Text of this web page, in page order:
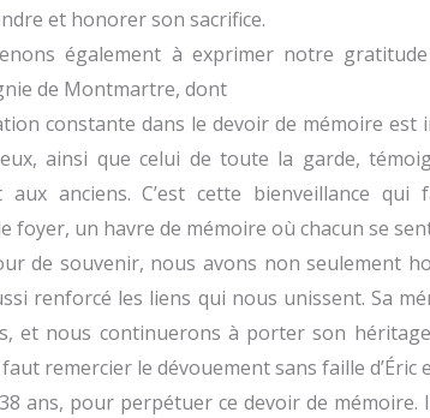
et honorer son sacrifice.
également à exprimer notre
de Montmartre, dont
constante dans le devoir de mémoire est
ainsi que celui de toute la garde,
aux anciens. C’est cette bienveillance
foyer, un havre de mémoire où chacun se
de souvenir, nous avons non seulement
renforcé les liens qui nous unissent. Sa
et nous continuerons à porter son
remercier le dévouement sans faille
ans, pour perpétuer ce devoir de mémoire.